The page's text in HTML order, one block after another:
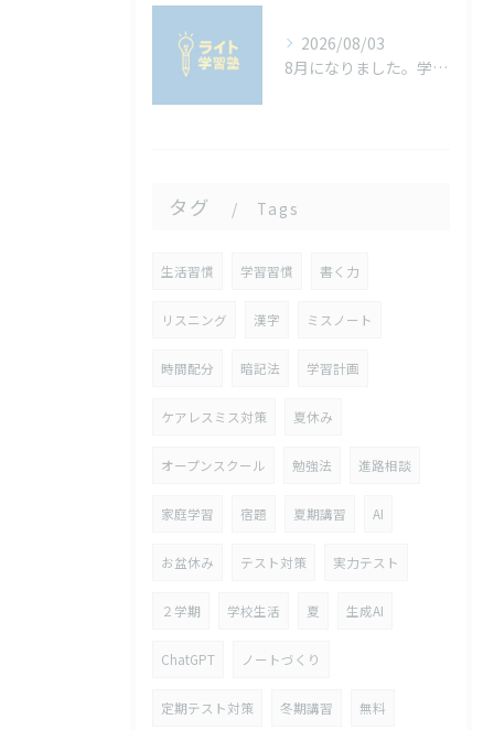
2026/08/03
8月になりました。学校の宿題は進んでいますか？宿題を進めるコツ
タグ Tags
生活習慣 学習習慣 書く力
リスニング 漢字 ミスノート
時間配分 暗記法 学習計画
ケアレスミス対策 夏休み
オープンスクール 勉強法 進路相談
家庭学習 宿題 夏期講習 AI
お盆休み テスト対策 実力テスト
２学期 学校生活 夏 生成AI
ChatGPT ノートづくり
定期テスト対策 冬期講習 無料